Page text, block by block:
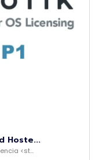
Hoste...
<st...